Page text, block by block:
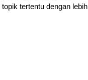
tertentu dengan lebih